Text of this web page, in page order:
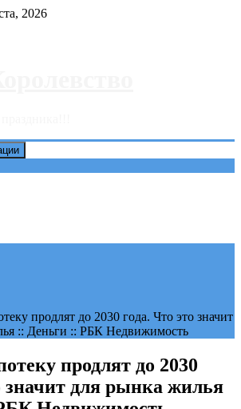
2026
продлят до 2030 года. Что это значит
:: Деньги :: РБК Недвижимость
продлят до 2030
значит для рынка жилья